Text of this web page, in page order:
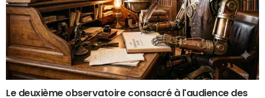
Le deuxième observatoire consacré à l'audience des